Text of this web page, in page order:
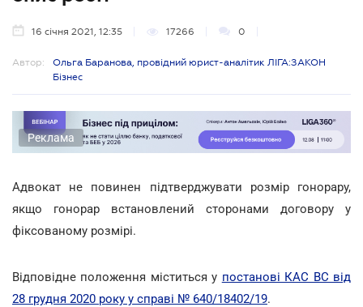
16 січня 2021, 12:35 17266 0
Автор:
Ольга Баранова, провідний юрист-аналітик ЛІГА:ЗАКОН
Бізнес
Реклама
Адвокат не повинен підтверджувати розмір гонорару,
якщо гонорар встановлений сторонами договору у
фіксованому розмірі.
Відповідне положення міститься у постанові КАС ВС від
28 грудня 2020 року у справі № 640/18402/19.